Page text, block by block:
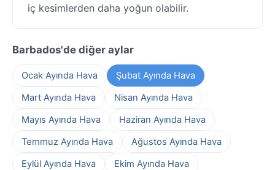
iç kesimlerden daha yoğun olabilir.
Barbados'de diğer aylar
Ocak Ayında Hava
Şubat Ayında Hava
Mart Ayında Hava
Nisan Ayında Hava
Mayıs Ayında Hava
Haziran Ayında Hava
Temmuz Ayında Hava
Ağustos Ayında Hava
Eylül Ayında Hava
Ekim Ayında Hava